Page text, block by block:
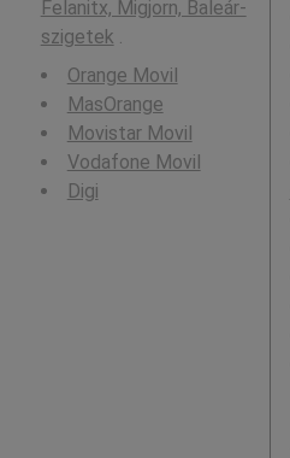
Felanitx, Migjorn, Baleár-
szigetek .
Orange Movil
MasOrange
Movistar Movil
Vodafone Movil
Digi